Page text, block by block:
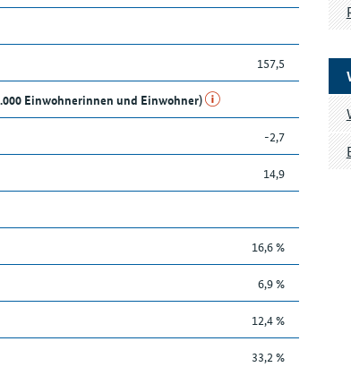
157,5
Einwohnerinnen und Einwohner)
-2,7
14,9
16,6 %
6,9 %
12,4 %
33,2 %